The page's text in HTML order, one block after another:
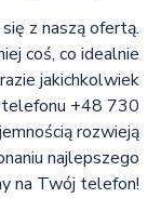
z naszą ofertą.
coś, co idealnie
jakichkolwiek
telefonu +48 730
rozwieją
najlepszego
na Twój telefon!